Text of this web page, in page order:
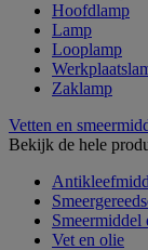
Hoofdlamp
Lamp
Looplamp
Zaklamp
Vetten en
Bekijk de hele
Smeermiddel
Vet en olie